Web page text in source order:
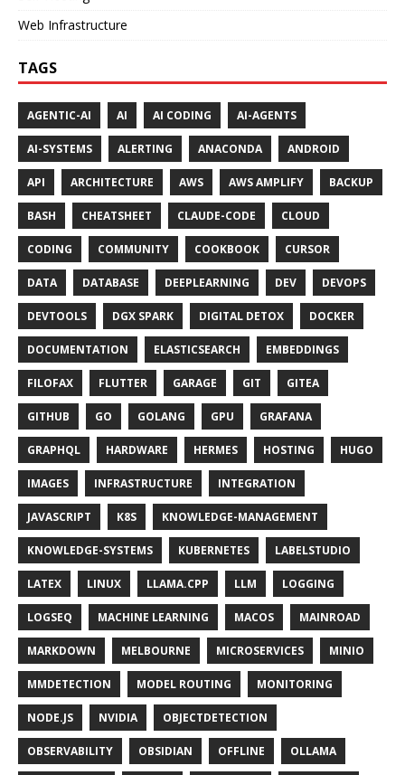
Web Infrastructure
TAGS
AGENTIC-AI AI AI CODING AI-AGENTS
AI-SYSTEMS ALERTING ANACONDA ANDROID
API ARCHITECTURE AWS AWS AMPLIFY BACKUP
BASH CHEATSHEET CLAUDE-CODE CLOUD
CODING COMMUNITY COOKBOOK CURSOR
DATA DATABASE DEEPLEARNING DEV DEVOPS
DEVTOOLS DGX SPARK DIGITAL DETOX DOCKER
DOCUMENTATION ELASTICSEARCH EMBEDDINGS
FILOFAX FLUTTER GARAGE GIT GITEA
GITHUB GO GOLANG GPU GRAFANA
GRAPHQL HARDWARE HERMES HOSTING HUGO
IMAGES INFRASTRUCTURE INTEGRATION
JAVASCRIPT K8S KNOWLEDGE-MANAGEMENT
KNOWLEDGE-SYSTEMS KUBERNETES LABELSTUDIO
LATEX LINUX LLAMA.CPP LLM LOGGING
LOGSEQ MACHINE LEARNING MACOS MAINROAD
MARKDOWN MELBOURNE MICROSERVICES MINIO
MMDETECTION MODEL ROUTING MONITORING
NODE.JS NVIDIA OBJECTDETECTION
OBSERVABILITY OBSIDIAN OFFLINE OLLAMA